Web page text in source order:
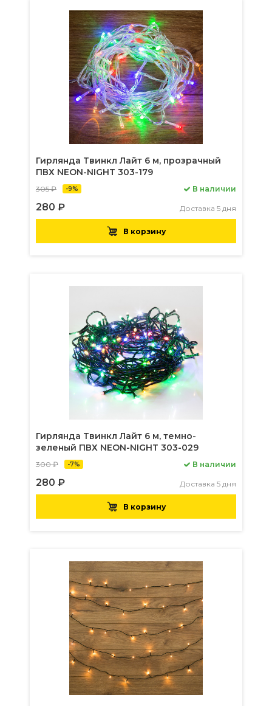
Гирлянда Твинкл Лайт 6 м, прозрачный
ПВХ NEON-NIGHT 303-179
305 ₽ -9%
280 ₽
В наличии
Доставка 5 дня
В корзину
Гирлянда Твинкл Лайт 6 м, темно-
зеленый ПВХ NEON-NIGHT 303-029
300 ₽ -7%
280 ₽
В наличии
Доставка 5 дня
В корзину